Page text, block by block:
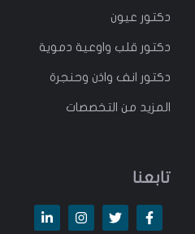
دكتور عيون
دكتور قلب واوعية دموية
دكتور انف واذن وحنجرة
المزيد من التخصصات
تابعنا